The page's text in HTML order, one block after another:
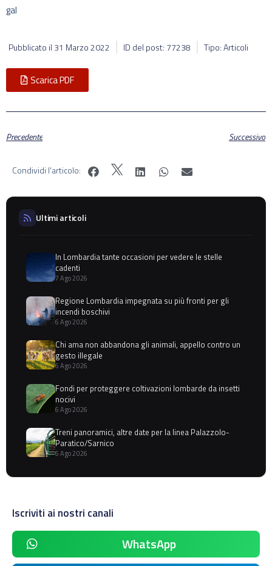
gal
Pubblicato il 31 Marzo 2022 ID del post: 77238 Tipo: Articoli
Scarica PDF
Precedente Successivo
Condividi l'articolo:
Ultimi articoli
In Lombardia tante occasioni per vedere le stelle
cadenti
7 Ago 2026
Regione Lombardia impegnata su più fronti per gli
incendi boschivi
6 Ago 2026
Chi ama non abbandona gli animali, appello contro un
gesto illegale
6 Ago 2026
Fondi per proteggere coltivazioni lombarde da insetti
nocivi
6 Ago 2026
Treni panoramici, altre date per la linea Palazzolo-
Paratico/Sarnico
6 Ago 2026
Iscriviti ai nostri canali
WhatsApp